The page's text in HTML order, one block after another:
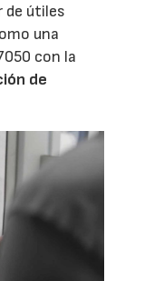
de útiles
una
con la
de